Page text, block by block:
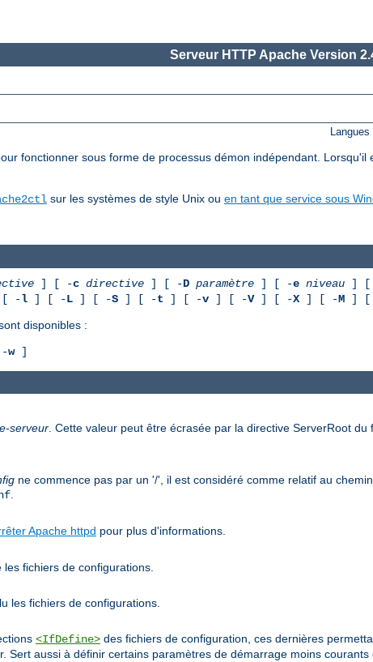
Serveur HTTP Apache Version
fonctionner sous forme de processus démon indépendant. Lorsqu'il
sur les systèmes de style Unix ou en tant que service sous
] [ -c directive ] [ -D paramètre ] [ -e niveau ] [
-l ] [ -L ] [ -S ] [ -t ] [ -v ] [ -V] [ -X] [ -M ] [
disponibles :
w]
serveur . Cette valeur peut être écrasée par la directive ServerRoot
ne commence pas par un '/', il est considéré comme relatif au
Apache httpd pour plus d'informations.
les fichiers de configurations.
les fichiers de configurations.
<IfDefine> des fichiers de configuration, ces dernières
aussi à définir certains paramètres de démarrage moins courants